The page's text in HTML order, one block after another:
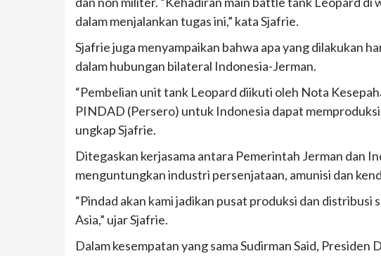
dalam menjalankan tugas ini,” kata Sjafrie.
Sjafrie juga menyampaikan bahwa apa yang dilakukan
dalam hubungan bilateral Indonesia-Jerman.
“Pembelian unit tank Leopard diikuti oleh Nota
PINDAD (Persero) untuk Indonesia dapat
ungkap Sjafrie.
Ditegaskan kerjasama antara Pemerintah Jerman dan
menguntungkan industri persenjataan, amunisi dan
“Pindad akan kami jadikan pusat produksi dan
Asia,” ujar Sjafrie.
Dalam kesempatan yang sama Sudirman Said,